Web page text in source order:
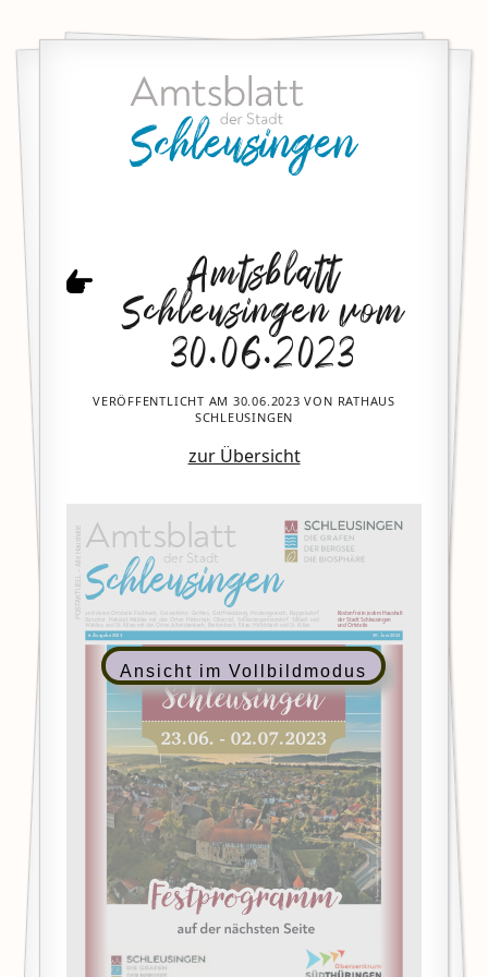
Amtsblatt
Schleusingen vom
30.06.2023
VERÖFFENTLICHT AM 30.06.2023 VON RATHAUS
SCHLEUSINGEN
zur Übersicht
Ansicht im Vollbildmodus